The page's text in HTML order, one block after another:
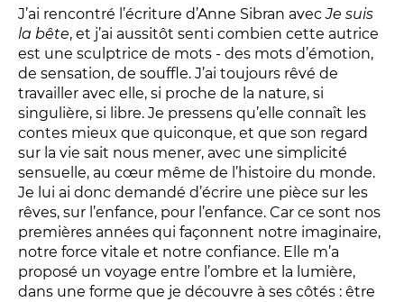
Acteur des secteurs social,
médical et judiciaire
En situation de handicap
PRATIQUEZ...
Nissa Slam
Le Lab'Oratoire[cours d’oralité]
À Voix haute ·cours [8-14 ans]
LES ACTIONS PÉDAGOGIQUES
J’ai rencontré l’écriture d’Anne Sibran avecJe suis
la bête, et j’ai aussitôt senti combien cette autrice
est une sculptrice de mots - des mots d’émotion,
de sensation, de souffle. J’ai toujours rêvé de
travailler avec elle, si proche de la nature, si
singulière, si libre. Je pressens qu’elle connaît les
contes mieux que quiconque, et que son regard
sur la vie sait nous mener, avec une simplicité
sensuelle, au cœur même de l’histoire du monde.
Je lui ai donc demandé d’écrire une pièce sur les
rêves, sur l’enfance, pour l’enfance. Car ce sont nos
premières années qui façonnent notre imaginaire,
notre force vitale et notre confiance. Elle m’a
proposé un voyage entre l’ombre et la lumière,
dans une forme que je découvre à ses côtés : être